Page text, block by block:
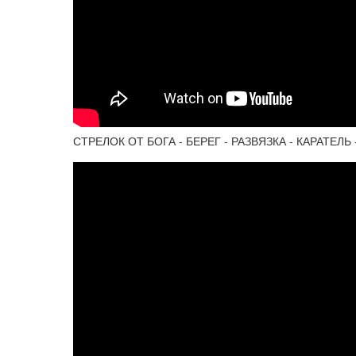
СТРЕЛОК ОТ БОГА - БЕРЕГ - РАЗВЯЗКА - КАРАТЕЛЬ -